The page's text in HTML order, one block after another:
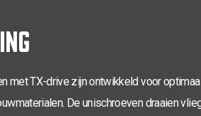
met TX-drive zijn ontwikkeld voor
De unischroeven draaien